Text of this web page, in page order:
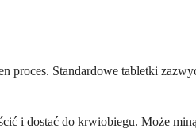
proces. Standardowe tabletki
i dostać do krwiobiegu. Może